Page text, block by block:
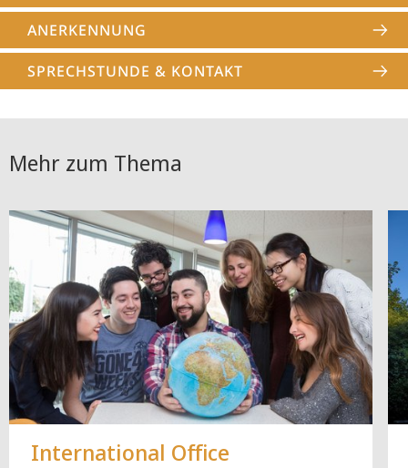
ANERKENNUNG
SPRECHSTUNDE & KONTAKT
Mehr zum Thema
International Office